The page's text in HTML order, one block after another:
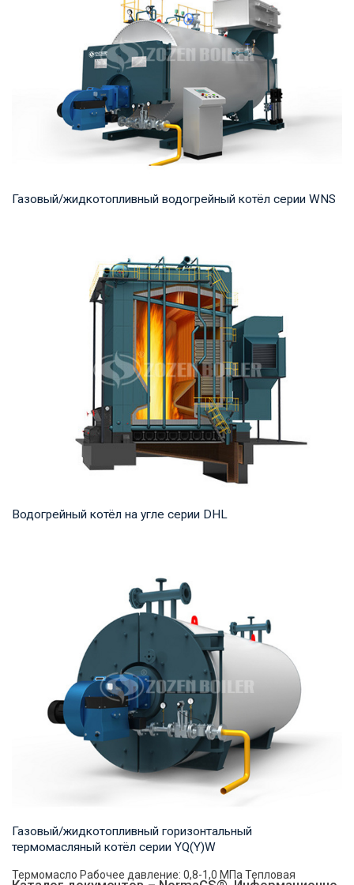
Газовый/жидкотопливный водогрейный котёл серии WNS
мощность продукта: 0,7-14 МВт Температура...
Водогрейный котёл на угле серии DHL
мощность продукта: 29-140 МВт Температура...
Газовый/жидкотопливный горизонтальный
термомасляный котёл серии YQ(Y)W
Термомасло Рабочее давление: 0,8-1,0 МПа Тепловая